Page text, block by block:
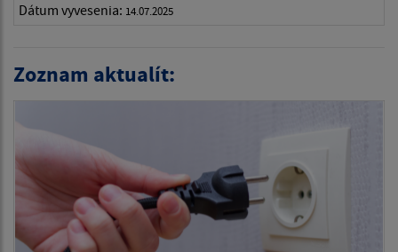
Dátum vyvesenia: 14.07.2025
Zoznam aktualít: